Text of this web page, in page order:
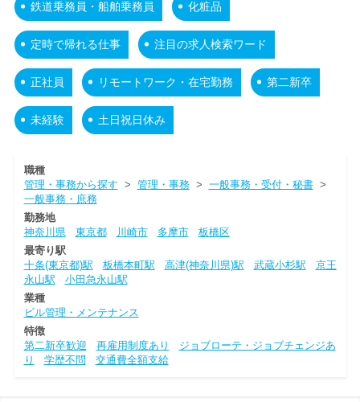
鉄道乗務員・船舶乗務員 化粧品
定時で帰れる仕事 注目の求人検索ワード
正社員 リモートワーク・在宅勤務 第二新卒
未経験 土日祝日休み
職種
管理・事務から探す > 管理・事務> 一般事務・受付・秘書>
一般事務・庶務
勤務地
神奈川県
東京都 川崎市 多摩市
板橋区
最寄り駅
十条(東京都)駅
板橋本町駅 高津(神奈川県)駅 武蔵小杉駅
京王
永山駅
小田急永山駅
業種
ビル管理・メンテナンス
特徴
第二新卒歓迎
再雇用制度あり
ジョブローテ・ジョブチェンジあ
り
学歴不問 交通費全額支給